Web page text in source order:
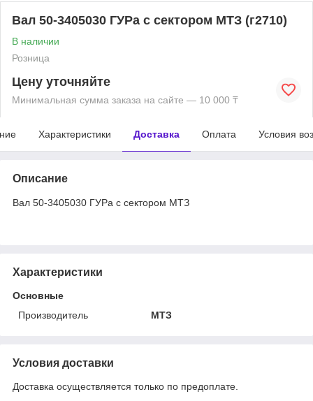
Вал 50-3405030 ГУРа с сектором МТЗ (г2710)
В наличии
Розница
Цену уточняйте
Минимальная сумма заказа на сайте — 10 000 ₸
Характеристики Доставка Оплата Условия
Описание
Вал 50-3405030 ГУРа с сектором МТЗ
Характеристики
Основные
Производитель
МТЗ
Условия доставки
Доставка осуществляется только по предоплате.